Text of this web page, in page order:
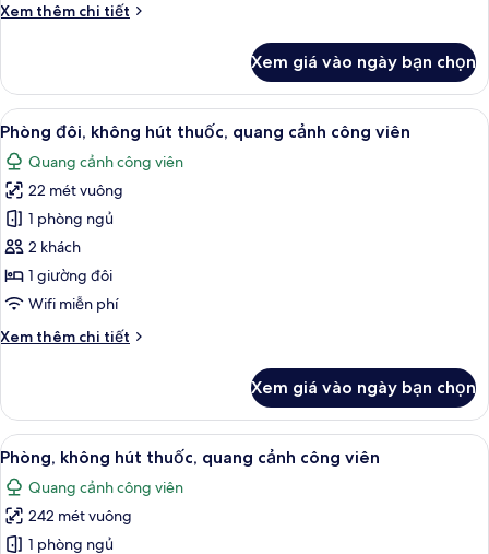
hút
cảnh
núi
Xem thêm chi tiết
Chi
Phòng
giường
đơn
Deluxe,
không
hút
thuốc,
quang
cảnh
núi
Xem giá vào ngày bạn chọn
Xem
tất
cả
ảnh
Phòng
đôi,
không
hút
quang
viên
Phòng đôi, không hút thuốc, quang
6
Phòng đôi, không hút thuốc, quang cảnh công viên
Quang cảnh công viên
22 mét vuông
1 phòng ngủ
2 khách
1 giường đôi
Wifi miễn phí
Xem thêm chi tiết
Chi
Phòng
đôi,
không
hút
thuốc,
quang
cảnh
Xem giá vào ngày bạn chọn
Xem
tất
cả
ảnh
Phòng,
Phòng, không hút thuốc, quang
7
Phòng, không hút thuốc, quang cảnh công viên
Quang cảnh công viên
242 mét vuông
1 phòng ngủ